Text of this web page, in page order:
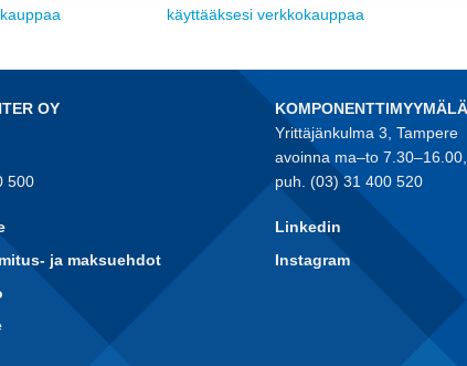
käyttääksesi verkkokauppaa
OY
500
ja maksuehdot
KOMPONENTTIMYYMÄLÄ
Yrittäjänkulma 3, Tampere
avoinna ma–to
puh. (03) 31 400 520
Linkedin
Instagram